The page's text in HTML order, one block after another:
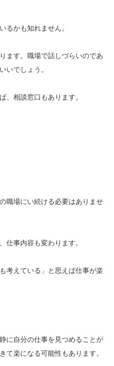
るかも知れません。
ます。職場で話しづらいのであ
いでしょう。
、相談窓口もあります。
職場にい続ける必要はありませ
仕事内容も変わります。
考えている」と思えば仕事が楽
に自分の仕事を見つめることが
て楽になる可能性もあります。